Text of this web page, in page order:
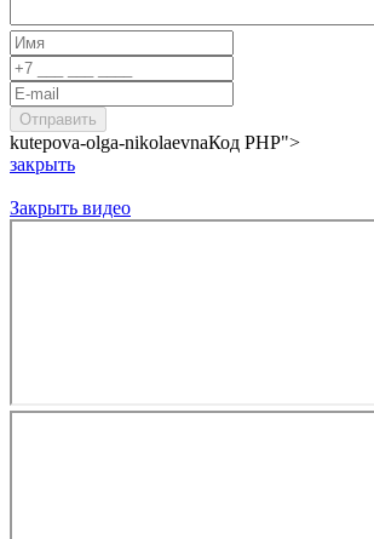
kutepova-olga-nikolaevnaКод PHP">
закрыть
Закрыть видео